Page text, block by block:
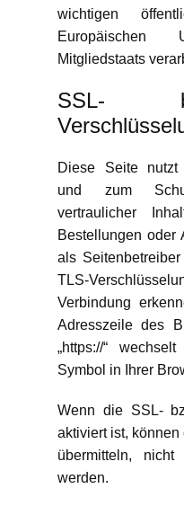
wichtigen
Mitgliedstaats
SSL-
Diese Seite nutzt
und zum
vertraulicher
Bestellungen oder
als
TLS-
Verbindung
Adresszeile des
„https://“
Symbol in Ihrer
Wenn die SSL-
aktiviert ist,
übermitteln,
werden.